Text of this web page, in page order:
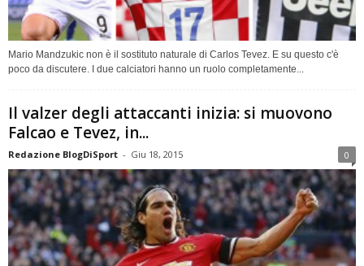
Mario Mandzukic non è il sostituto naturale di Carlos Tevez. E su questo c'è
poco da discutere. I due calciatori hanno un ruolo completamente...
Il valzer degli attaccanti inizia: si muovono
Falcao e Tevez, in...
Redazione BlogDiSport - Giu 18, 2015 0